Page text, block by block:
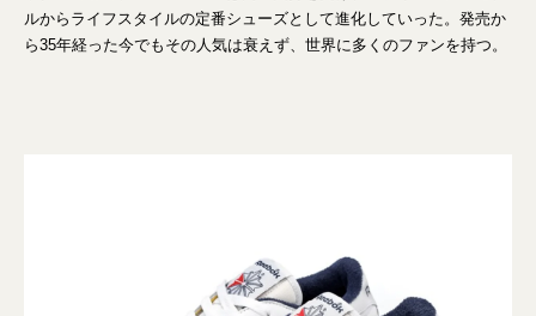
ルからライフスタイルの定番シューズとして進化していった。発売か
ら35年経った今でもその人気は衰えず、世界に多くのファンを持つ。